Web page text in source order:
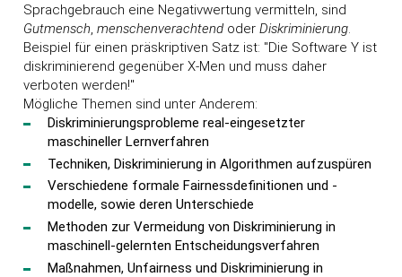
Sprachgebrauch eine Negativwertung vermitteln, sind
Gutmensch,menschenverachtend oderDiskriminierung.
Beispiel für einen präskriptiven Satz ist: "Die Software Y ist
diskriminierend gegenüber X-Men und muss daher
verboten werden!"
Mögliche Themen sind unter Anderem:
Diskriminierungsprobleme real-eingesetzter
maschineller Lernverfahren
Techniken, Diskriminierung in Algorithmen aufzuspüren
Verschiedene formale Fairnessdefinitionen und -
modelle, sowie deren Unterschiede
Methoden zur Vermeidung von Diskriminierung in
maschinell-gelernten Entscheidungsverfahren
Maßnahmen, Unfairness und Diskriminierung in